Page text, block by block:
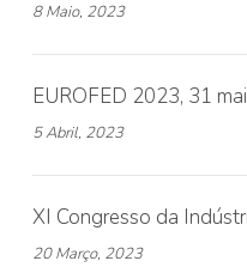
8 Maio, 2023
EUROFED 2023, 31
5 Abril, 2023
XI Congresso da
20 Março, 2023